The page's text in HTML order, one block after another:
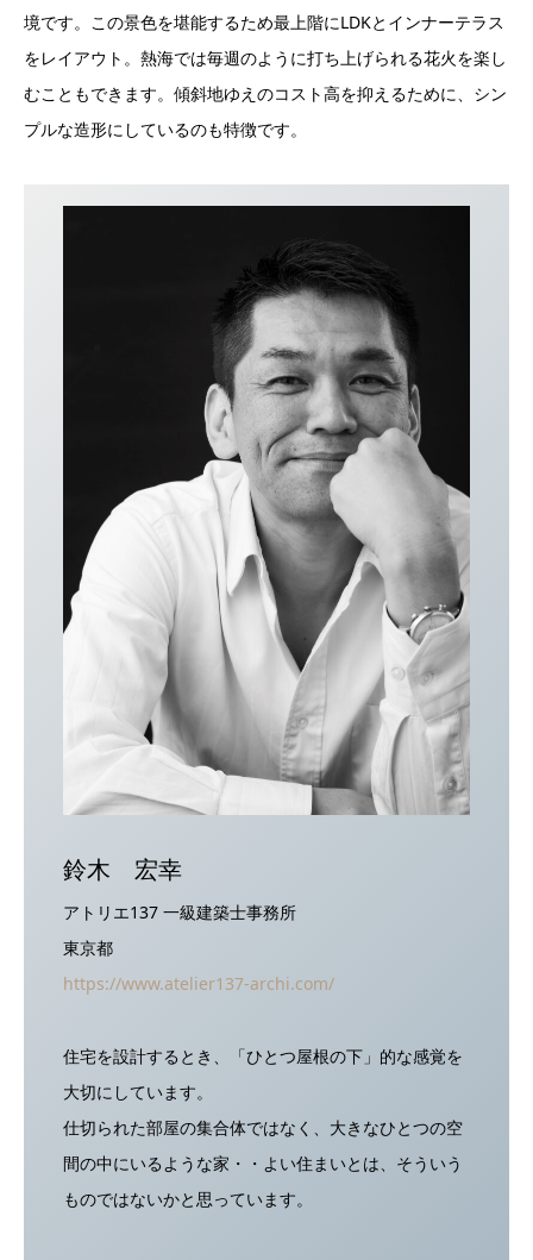
境です。この景色を堪能するため最上階にLDKとインナーテラス
をレイアウト。熱海では毎週のように打ち上げられる花火を楽し
むこともできます。傾斜地ゆえのコスト高を抑えるために、シン
プルな造形にしているのも特徴です。
鈴木 宏幸
アトリエ137 一級建築士事務所
東京都
https://www.atelier137-archi.com/
住宅を設計するとき、「ひとつ屋根の下」的な感覚を
大切にしています。
仕切られた部屋の集合体ではなく、大きなひとつの空
間の中にいるような家・・よい住まいとは、そういう
ものではないかと思っています。